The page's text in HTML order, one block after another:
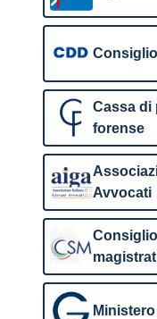
Cassa di
forense
Avvocati